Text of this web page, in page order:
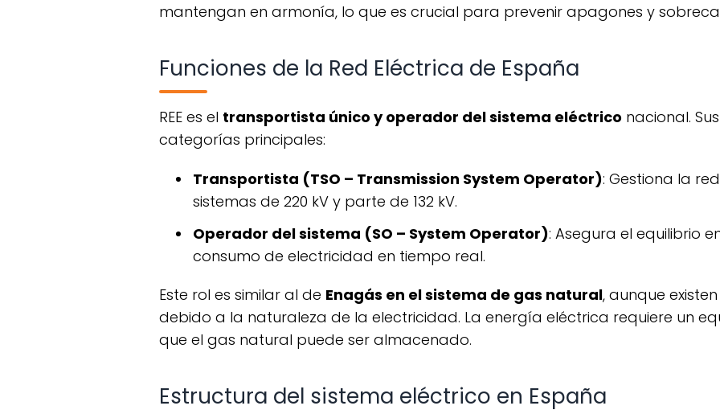
mantengan en armonía, lo que es crucial para prevenir apagones y
Funciones de la Red Eléctrica de España
REE es el transportista único y operador del sistema eléctrico nacional.
categorías principales:
Transportista (TSO – Transmission System Operator): Gestiona la
sistemas de 220 kV y parte de 132 kV.
Operador del sistema (SO – System Operator): Asegura el equilibrio
consumo de electricidad en tiempo real.
Este rol es similar al de Enagás en el sistema de gas natural, aunque
debido a la naturaleza de la electricidad. La energía eléctrica requiere un
que el gas natural puede ser almacenado.
Estructura del sistema eléctrico en España